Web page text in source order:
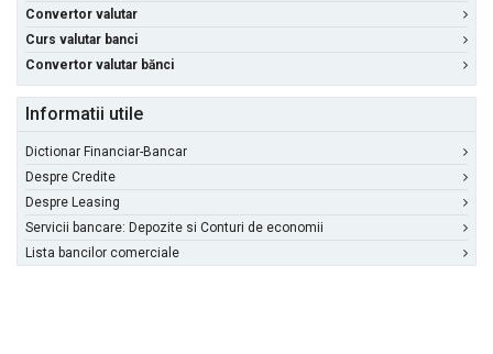
Convertor valutar
Curs valutar banci
Convertor valutar bănci
Informatii utile
Dictionar Financiar-Bancar
Despre Credite
Despre Leasing
Servicii bancare: Depozite si Conturi de economii
Lista bancilor comerciale